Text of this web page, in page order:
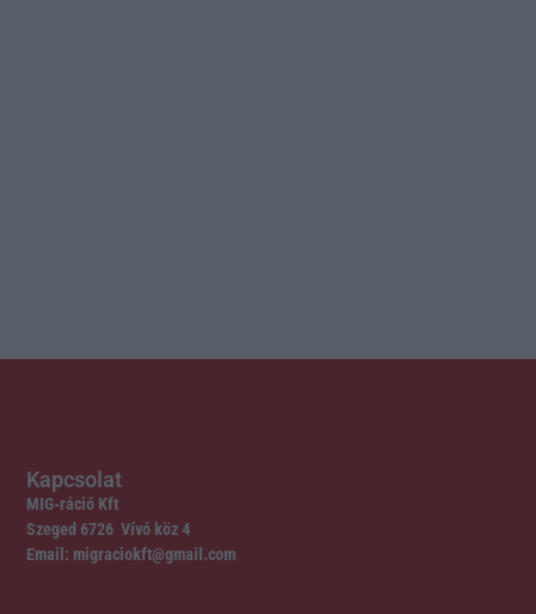
Kapcsolat
MIG-ráció Kft
Szeged 6726 Vívó köz 4
Email: migraciokft@gmail.com